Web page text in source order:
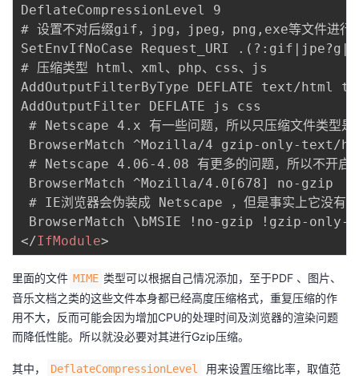
DeflateCompressionLevel 9
# 设置不对后缀gif，jpg，jpeg，png,exe等文件进行
SetEnvIfNoCase Request_URI
# 压缩类型 html、xml、php、css、js
AddOutputFilterByType DEFLATE text/
AddOutputFilter DEFLATE js css
# Netscape 4.x 有一些问题，所以只压缩文件类型
BrowserMatch ^Mozilla/4 gzip-only-text/
# Netscape 4.06-4.08 有更多的问题，所以不开启
BrowserMatch ^Mozilla/4.0[678] no-gzip
# IE浏览器会伪装成 Netscape ，但是事实上它没有
</IfModule>
里面的文件 MIME 类型可以根据自己情况添加，至于PDF 、图片、
音乐文档之类的这些文件本身都已经高度压缩格式，重复压缩的作
用不大，反而可能会因为增加CPU的处理时间及浏览器的渲染问题
而降低性能。所以就没必要对其进行Gzip压缩。
其中， DeflateCompressionLevel
用来设置压缩比率，取值范